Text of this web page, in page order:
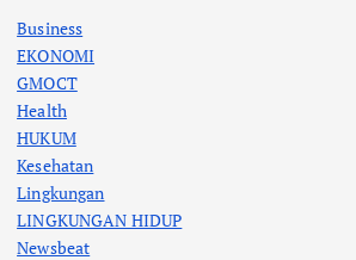
Business
EKONOMI
GMOCT
Health
HUKUM
Kesehatan
Lingkungan
LINGKUNGAN HIDUP
Newsbeat